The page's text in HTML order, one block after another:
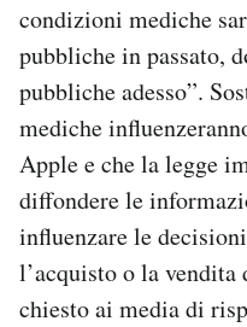
condizioni mediche
pubbliche in passato,
pubbliche adesso”.
mediche
Apple e che la legge
diffondere le
influenzare le
l’acquisto o la vendita
chiesto ai media di